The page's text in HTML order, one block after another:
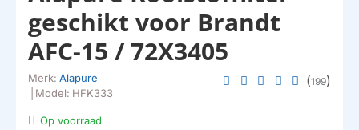
Op voorraad
geschikt voor Brandt
AFC-15 / 72X3405
Merk: Alapure
Model: HFK333
(199)